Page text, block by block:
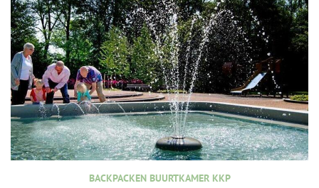
BACKPACKEN BUURTKAMER KKP